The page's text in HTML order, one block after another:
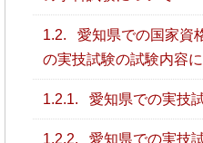
1.2.
愛知県での国家資
の実技試験の試験内容
1.2.1. 愛知県での実技
1.2.2. 愛知県での実技